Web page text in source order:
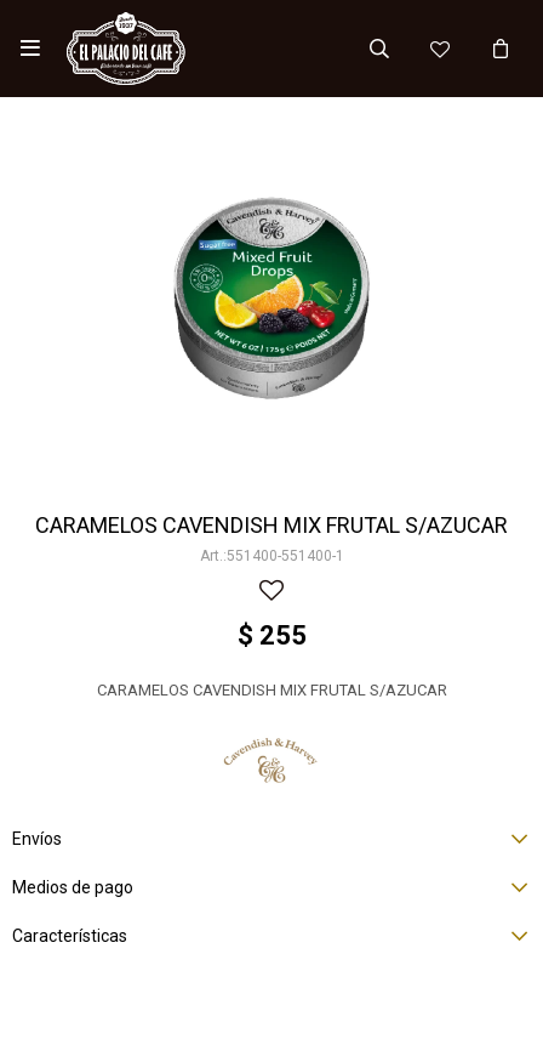

CARAMELOS CAVENDISH MIX FRUTAL S/AZUCAR
551400-551400-1
$ 255
CARAMELOS CAVENDISH MIX FRUTAL S/AZUCAR
Envíos
Medios de pago
Características